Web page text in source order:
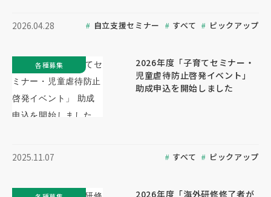
2026.04.28 自立支援セミナー すべて ピックアップ
2026年度「子育てセミナー・
児童虐待防止啓発イベント」
助成申込を開始しました
2025.11.07 すべて ピックアップ
各種募集
2026年度「海外研修修了者が